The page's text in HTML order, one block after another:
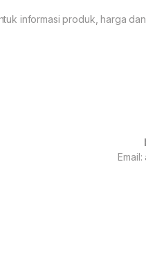
informasi produk, harga